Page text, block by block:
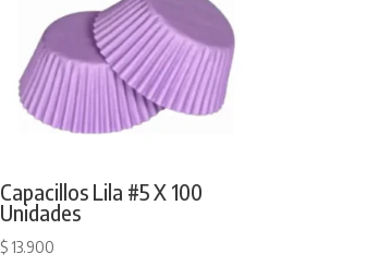
Capacillos Lila #5 X 100
Unidades
$ 13.900